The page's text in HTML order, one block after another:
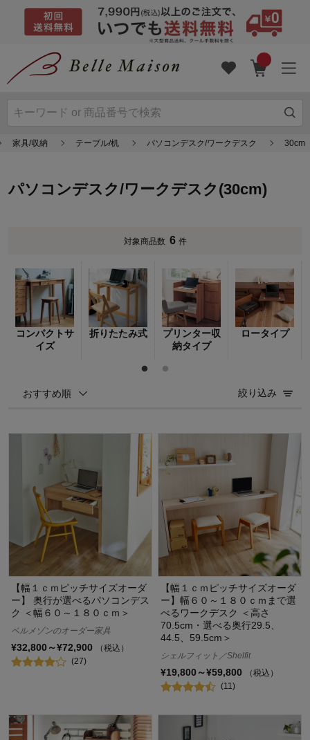
家具/収納 テーブル/机 パソコンデスク/ワークデスク 30cm
パソコンデスク/ワークデスク(30cm)
対象商品数 6 件
コンパクトサ
イズ
折りたたみ式
プリンター収
納タイプ
ロータイプ
おすすめ順 絞り込み
【幅１ｃｍピッチサイズオーダ
ー】 奥行が選べるパソコンデス
ク ＜幅６０～１８０ｃｍ＞
ベルメゾンのオーダー家具
¥32,800～¥72,900
（税込）
(27)
【幅１ｃｍピッチサイズオーダ
ー】幅６０～１８０ｃｍまで選
べるワークデスク ＜高さ
70.5cm・選べる奥行29.5、
44.5、59.5cm＞
シェルフィット／Shelfit
¥19,800～¥59,800
（税込）
(11)